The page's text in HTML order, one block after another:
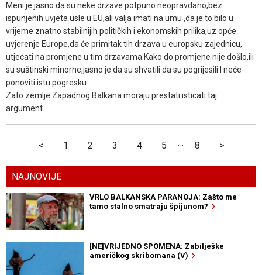
Meni je jasno da su neke drzave potpuno neopravdano,bez
ispunjenih uvjeta usle u EU,ali valja imati na umu ,da je to bilo u
vrijeme znatno stabilnijih političkih i ekonomskih prilika,uz opće
uvjerenje Europe,da će primitak tih drzava u europsku zajednicu,
utjecati na promjene u tim drzavama.Kako do promjene nije došlo,ili
su suštinski minorne,jasno je da su shvatili da su pogrijesili.I neće
ponoviti istu pogresku.
Zato zemlje Zapadnog Balkana moraju prestati isticati taj
argument.
< 1 2 3 4 5 … 8 >
NAJNOVIJE
VRLO BALKANSKA PARANOJA: Zašto me
tamo stalno smatraju špijunom?
[NE]VRIJEDNO SPOMENA: Zabilješke
američkog skribomana (V)